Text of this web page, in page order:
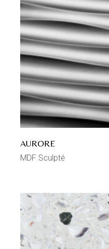
AURORE
MDF Sculpté